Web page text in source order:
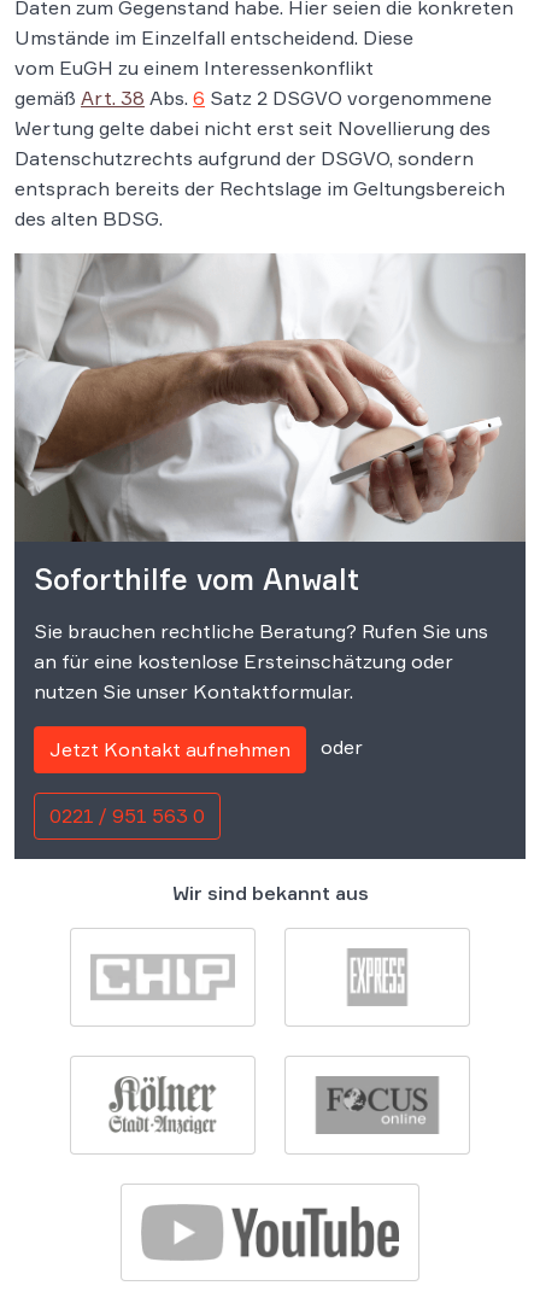
Daten zum Gegenstand habe. Hier seien die konkreten
Umstände im Einzelfall entscheidend. Diese
vom EuGH zu einem Interessenkonflikt
gemäß Art. 38 Abs. 6 Satz 2 DSGVO vorgenommene
Wertung gelte dabei nicht erst seit Novellierung des
Datenschutzrechts aufgrund der DSGVO, sondern
entsprach bereits der Rechtslage im Geltungsbereich
des alten BDSG.
Soforthilfe vom Anwalt
Sie brauchen rechtliche Beratung? Rufen Sie uns
an für eine kostenlose Ersteinschätzung oder
nutzen Sie unser Kontaktformular.
Jetzt Kontakt aufnehmen oder
0221 / 951 563 0
Wir sind bekannt aus